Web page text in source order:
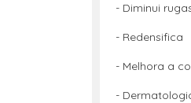
- Diminui
- Redensifica
- Melhora a
-